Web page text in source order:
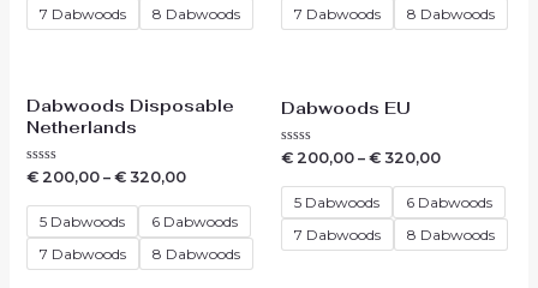
7 Dabwoods
8 Dabwoods
7 Dabwoods
8 Dabwoods
Dabwoods Disposable
Netherlands
Waardering
uit
€200,00– €320,00
5 Dabwoods
6 Dabwoods
7 Dabwoods
8 Dabwoods
Dabwoods EU
Waardering
uit
€ 200,00 – € 320,00
5 Dabwoods
6 Dabwoods
7 Dabwoods
8 Dabwoods